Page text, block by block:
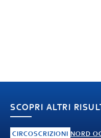
SCOPRI ALTRI
CIRCOSCRIZIONI NORD